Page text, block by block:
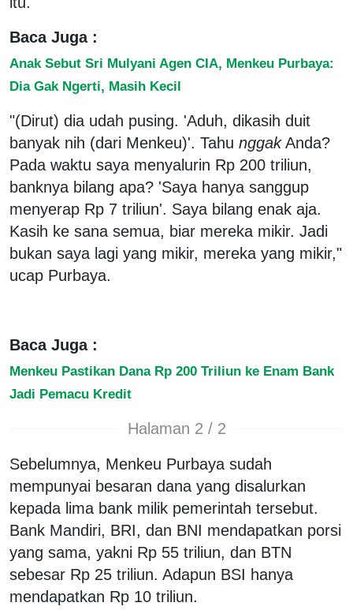
Baca Juga :
Anak Sebut Sri Mulyani Agen CIA, Menkeu Purbaya:
Dia Gak Ngerti, Masih Kecil
"(Dirut) dia udah pusing. 'Aduh, dikasih duit
banyak nih (dari Menkeu)'. Tahu nggakAnda?
Pada waktu saya menyalurin Rp 200 triliun,
banknya bilang apa? 'Saya hanya sanggup
menyerap Rp 7 triliun'. Saya bilang enak aja.
Kasih ke sana semua, biar mereka mikir. Jadi
bukan saya lagi yang mikir, mereka yang mikir,"
ucap Purbaya.
Baca Juga :
Menkeu Pastikan Dana Rp 200 Triliun ke Enam Bank
Jadi Pemacu Kredit
Halaman 2 / 2
Sebelumnya, Menkeu Purbaya sudah
mempunyai besaran dana yang disalurkan
kepada lima bank milik pemerintah tersebut.
Bank Mandiri, BRI, dan BNI mendapatkan porsi
yang sama, yakni Rp 55 triliun, dan BTN
sebesar Rp 25 triliun. Adapun BSI hanya
mendapatkan Rp 10 triliun.